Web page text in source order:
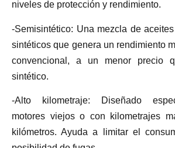
niveles de protección y rendimiento.
-Semisintético: Una mezcla de
sintéticos que genera un rendimiento
convencional, a un menor precio
sintético.
-Alto kilometraje: Diseñado
motores viejos o con kilometrajes
kilómetros. Ayuda a limitar el